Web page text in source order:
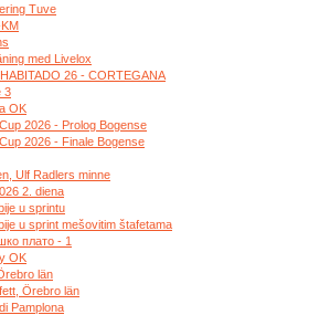
Tuve
med Livelox
26 - CORTEGANA
3
OK
2026 - Prolog Bogense
2026 - Finale Bogense
Ulf Radlers minne
2. diena
u sprintu
u sprint mešovitim štafetama
плато - 1
OK
län
Örebro län
Pamplona